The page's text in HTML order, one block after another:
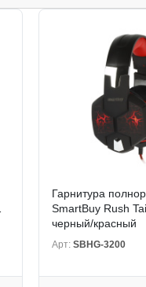
Гарнитура
SmartBuy Rush
черный/красный
Арт: SBHG-3200